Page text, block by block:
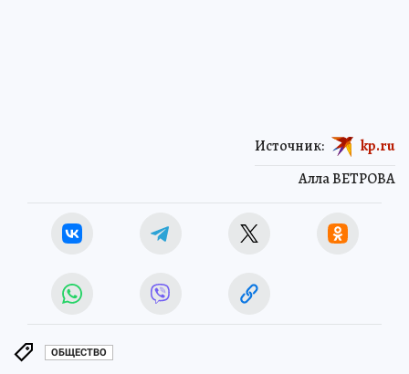
Алла ВЕТРОВА
Источник: kp.ru
ОБЩЕСТВО